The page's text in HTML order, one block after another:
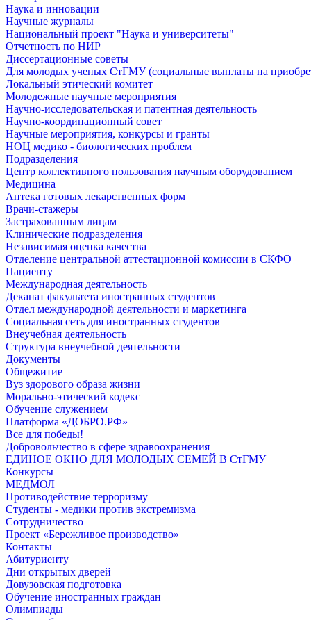
Наука и инновации
Научные журналы
Национальный проект "Наука и университеты"
Отчетность по НИР
Диссертационные советы
Для молодых ученых СтГМУ (социальные выплаты на
Локальный этический комитет
Молодежные научные мероприятия
Научно-исследовательская и патентная деятельность
Научно-координационный совет
Научные мероприятия, конкурсы и гранты
НОЦ медико - биологических проблем
Подразделения
Центр коллективного пользования научным оборудованием
Медицина
Аптека готовых лекарственных форм
Врачи-стажеры
Застрахованным лицам
Клинические подразделения
Независимая оценка качества
Отделение центральной аттестационной комиссии в СКФО
Пациенту
Международная деятельность
Деканат факультета иностранных студентов
Отдел международной деятельности и маркетинга
Социальная сеть для иностранных студентов
Внеучебная деятельность
Структура внеучебной деятельности
Документы
Общежитие
Вуз здорового образа жизни
Морально-этический кодекс
Обучение служением
Платформа «ДОБРО.РФ»
Все для победы!
Добровольчество в сфере здравоохранения
ЕДИНОЕ ОКНО ДЛЯ МОЛОДЫХ СЕМЕЙ В СтГМУ
Конкурсы
МЕДМОЛ
Противодействие терроризму
Студенты - медики против экстремизма
Сотрудничество
Проект «Бережливое производство»
Контакты
Абитуриенту
Дни открытых дверей
Довузовская подготовка
Обучение иностранных граждан
Олимпиады